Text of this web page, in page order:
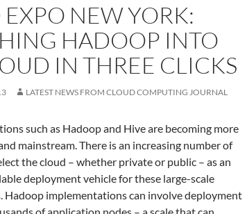
NEW YORK:
HADOOP INTO
IN THREE CLICKS
LATEST NEWS FROM CLOUD COMPUTING JOURNAL
such as Hadoop and Hive are becoming more
mainstream. There is an increasing number of
the cloud – whether private or public – as an
deployment vehicle for these large-scale
Hadoop implementations can involve deployment